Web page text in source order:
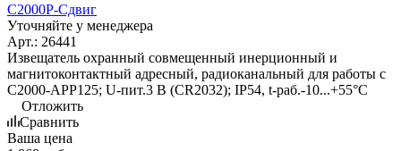
С2000Р-Сдвиг
Уточняйте у менеджера
Арт.: 26441
Извещатель охранный совмещенный инерционный и
магнитоконтактный адресный, радиоканальный для работы с
С2000-АРР125; U-пит.3 В (CR2032); IP54, t-раб.-10...+55°С
Отложить
Сравнить
Ваша цена